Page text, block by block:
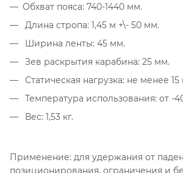
Обхват пояса: 740-1440 мм.
Длина стропа: 1,45 м +\- 50 мм.
Ширина ленты: 45 мм.
Зев раскрытия карабина: 25 мм.
Статическая нагрузка: не менее 15
Температура использования: от -
Вес: 1,53 кг.
Применение: для удержания от
позиционирования, ограничения и